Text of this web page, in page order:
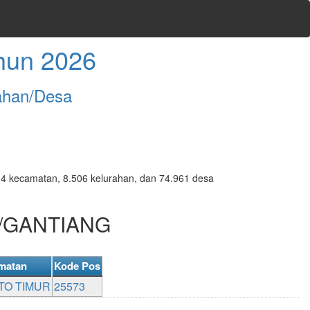
2026
Desa
kecamatan, 8.506 kelurahan, dan 74.961 desa
Kode Pos
TIMUR 25573